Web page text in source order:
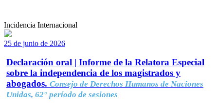
Incidencia Internacional
25 de junio de 2026
Declaración oral | Informe de la Relatora Especial
sobre la independencia de los magistrados y
abogados. Consejo de Derechos Humanos de Naciones
Unidas, 62° período de sesiones